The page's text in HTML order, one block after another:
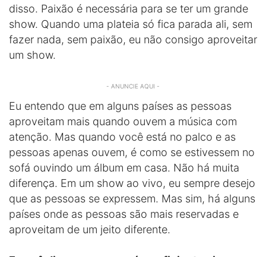
disso. Paixão é necessária para se ter um grande
show. Quando uma plateia só fica parada ali, sem
fazer nada, sem paixão, eu não consigo aproveitar
um show.
- ANUNCIE AQUI -
Eu entendo que em alguns países as pessoas
aproveitam mais quando ouvem a música com
atenção. Mas quando você está no palco e as
pessoas apenas ouvem, é como se estivessem no
sofá ouvindo um álbum em casa. Não há muita
diferença. Em um show ao vivo, eu sempre desejo
que as pessoas se expressem. Mas sim, há alguns
países onde as pessoas são mais reservadas e
aproveitam de um jeito diferente.